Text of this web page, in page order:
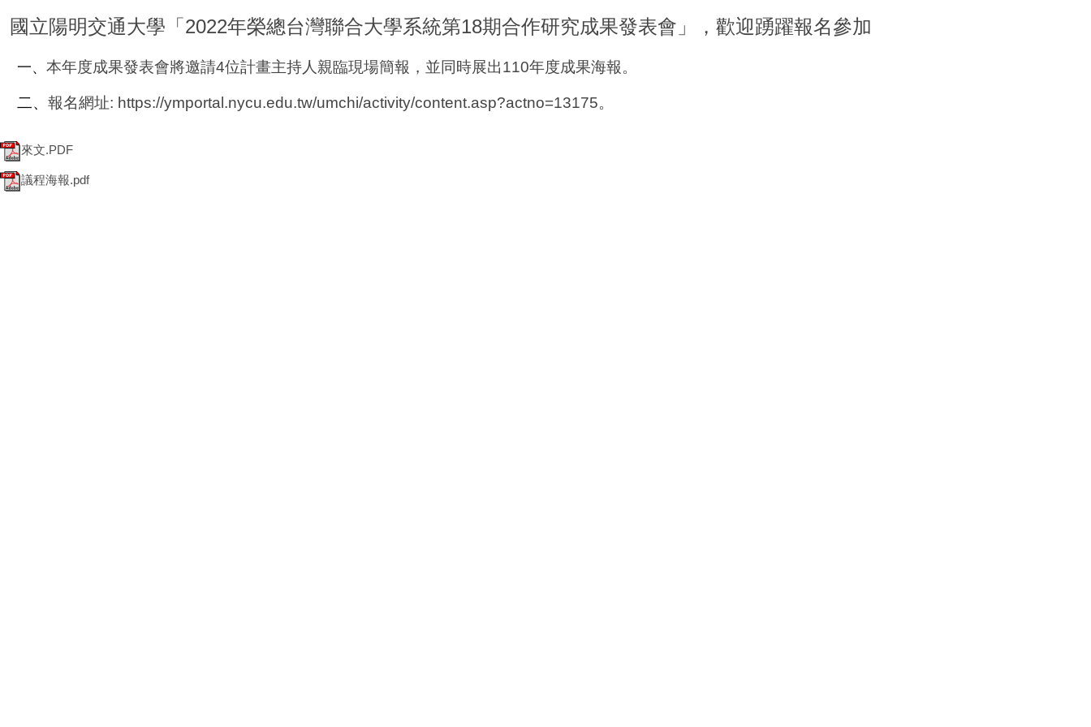
國立陽明交通大學「2022年榮總台灣聯合大學系統第18期合作研究成果發表會」，歡迎踴躍報名參加
一、 本年度成果發表會將邀請4位計畫主持人親臨現場簡報，並同時展出110年度成果海報。
二、 報名網址: https://ymportal.nycu.edu.tw/umchi/activity/content.asp?actno=13175。
來文.PDF
議程海報.pdf